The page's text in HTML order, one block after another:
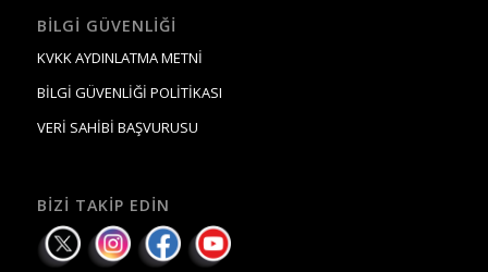
BILGI GÜVENLIĞI
KVKK AYDINLATMA METNİ
BİLGİ GÜVENLİĞİ POLİTİKASI
VERİ SAHİBİ BAŞVURUSU
BIZI TAKIP EDIN